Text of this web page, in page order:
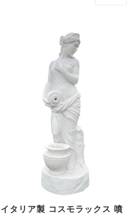
イタリア製 コスモラックス 噴